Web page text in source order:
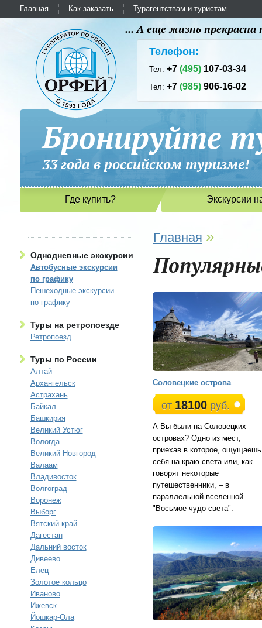
Главная Как заказать Турагентствам и туристам
... А еще жизнь
Телефон:
Тел:+7(495) 107-03-34
Тел:+7(985) 906-16-02
Бронируйте
33 года в российском
Где купить? Экскурсии
Однодневные экскурсии
Автобусные экскурсии
по графику
Пешеходные экскурсии
по графику
Туры на ретропоезде
Ретропоезд
Туры по России
Алтай
Архангельск
Астрахань
Байкал
Башкирия
Великий Устюг
Вологда
Великий Новгород
Валаам
Владивосток
Волгоград
Воронеж
Выборг
Вятский край
Дагестан
Дальний восток
Дивеево
Елец
Золотое кольцо
Иваново
Ижевск
Йошкар-Ола
Главная »
Соловецкие острова
от 18100руб.
А Вы были на Соловецких
островах? Одно из мест,
приехав в которое, ощущаешь
себя на краю света или, как
говорят некоторые
путешественники, – в
параллельной вселенной.
"Восьмое чудо света".